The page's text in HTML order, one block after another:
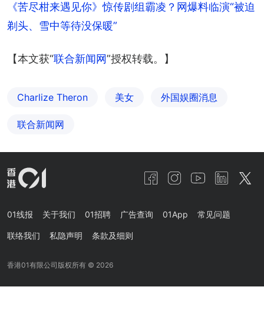
《苦尽柑来遇见你》惊传剧组霸凌？网爆料临演“被迫
剃头、雪中等待没保暖”
【本文获“联合新闻网”授权转载。】
Charlize Theron 美女 外国娱圈消息
联合新闻网
01线报 关于我们 01招聘 广告查询 01App 常见问题
联络我们 私隐声明 条款及细则
香港01有限公司版权所有 © 2026